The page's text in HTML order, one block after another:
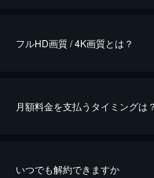
※40％ポイント還元の対象は、クレジ
iOSアプリのUコイン決済による作
フルHD画質 / 4K画質とは？
月額料金を支払うタイミングは？
いつでも解約できますか